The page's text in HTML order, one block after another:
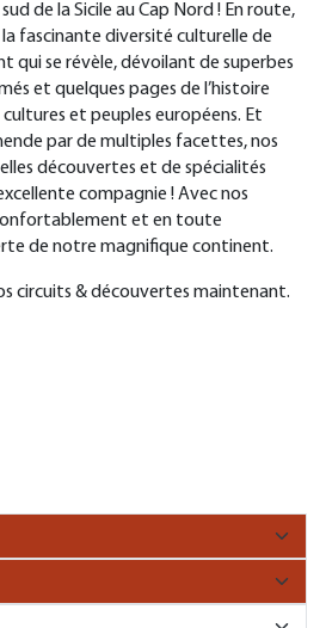
de la Sicile au Cap Nord ! En route,
fascinante diversité culturelle de
qui se révèle, dévoilant de superbes
et quelques pages de l’histoire
et peuples européens. Et
par de multiples facettes, nos
découvertes et de spécialités
compagnie ! Avec nos
et en toute
de notre magnifique continent.
circuits & découvertes maintenant.